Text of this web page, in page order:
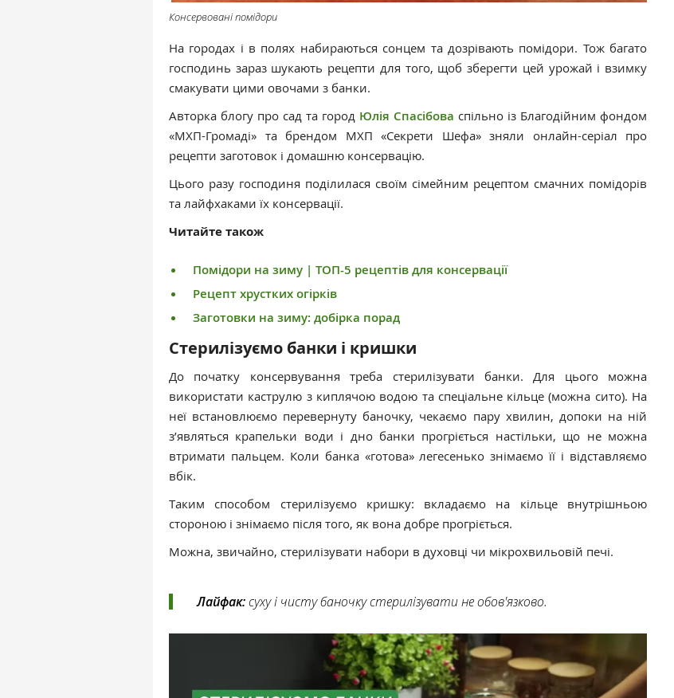
Консервовані помідори
На городах і в полях набираються сонцем та дозрівають помідори. Тож багато
господинь зараз шукають рецепти для того, щоб зберегти цей урожай і взимку
смакувати цими овочами з банки.
Авторка блогу про сад та город Юлія Спасібова спільно із Благодійним фондом
«МХП-Громаді» та брендом МХП «Секрети Шефа» зняли онлайн-серіал про
рецепти заготовок і домашню консервацію.
Цього разу господиня поділилася своїм сімейним рецептом смачних помідорів
та лайфхаками їх консервації.
Читайте також
Помідори на зиму | ТОП-5 рецептів для консервації
Рецепт хрустких огірків
Заготовки на зиму: добірка порад
Стерилізуємо банки і кришки
До початку консервування треба стерилізувати банки. Для цього можна
використати каструлю з киплячою водою та спеціальне кільце (можна сито). На
неї встановлюємо перевернуту баночку, чекаємо пару хвилин, допоки на ній
з’являться крапельки води і дно банки прогріється настільки, що не можна
втримати пальцем. Коли банка «готова» легесенько знімаємо її і відставляємо
вбік.
Таким способом стерилізуємо кришку: вкладаємо на кільце внутрішньою
стороною і знімаємо після того, як вона добре прогріється.
Можна, звичайно, стерилізувати набори в духовці чи мікрохвильовій печі.
Лайфак:суху і чисту баночку стерилізувати не обов'язково.